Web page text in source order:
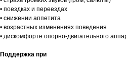
• поездках и переездах
• снижении аппетита
• возрастных изменениях поведения
• дискомфорте опорно-двигательного
Поддержка при